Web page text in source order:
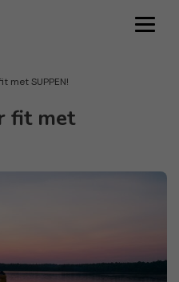
met SUPPEN!
fit met